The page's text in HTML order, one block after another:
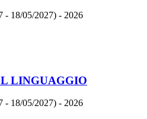
- 18/05/2027) - 2026
LINGUAGGIO
- 18/05/2027) - 2026